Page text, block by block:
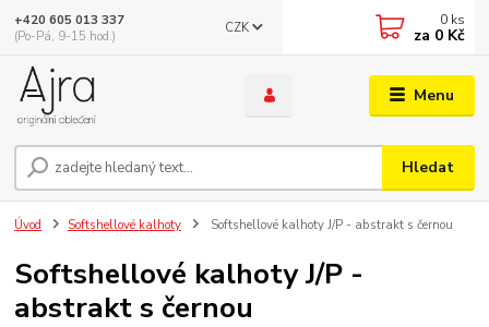
Menu
CZK
Hledat
+420 605 013 337
(Po-Pá, 9-15 hod.)
0 ks
za 0 Kč
Úvod Softshellové kalhoty Softshellové kalhoty J/P - abstrakt s černou
Softshellové kalhoty J/P -
abstrakt s černou